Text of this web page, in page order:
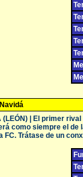
(LEÓN) | El primer
como siempre el
FC. Trátase de un